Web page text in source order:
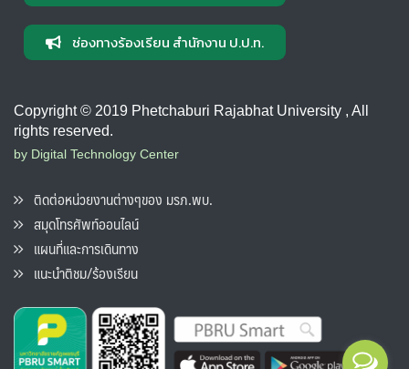
ช่องทางร้องเรียน สำนักงาน ป.ป.ท.
Copyright © 2019 Phetchaburi Rajabhat University , All
rights reserved.
by Digital Technology Center
ติดต่อหน่วยงานต่างๆของ มรภ.พบ.
สมุดโทรศัพท์ออนไลน์
แผนที่และการเดินทาง
แนะนำติชม/ร้องเรียน